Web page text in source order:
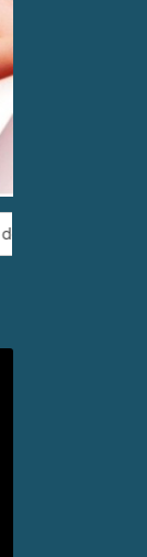
RIVERA,